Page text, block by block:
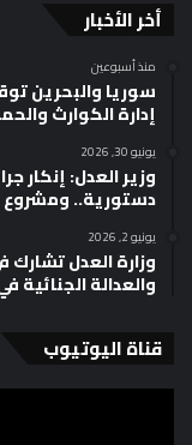
أخر الأخبار
منذ أسبوعين
سوريا والبحرين
إدارة الكوارث
يونيو 30, 2026
وزير العدل: إنكار
دستورية..
يونيو 2, 2026
والعدالة الجنائية
قناة اليوتيوب